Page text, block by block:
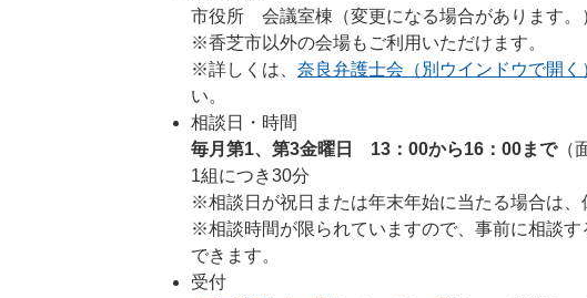
市役所 会議室棟（変更になる場合があります。
※香芝市以外の会場もご利用いただけます。
※詳しくは、 奈良弁護士会（別ウインドウで開く
い。
相談日・時間
毎月第1、第3金曜日
13：00から16：00まで（
1組につき30分
※相談日が祝日または年末年始に当たる場合は、
※相談時間が限られていますので、事前に相談
できます。
受付